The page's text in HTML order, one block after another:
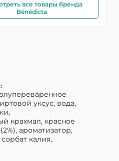
все товары бренда
Bénédicta
уксус, вода,
крахмал, красное
ароматизатор,
калия,